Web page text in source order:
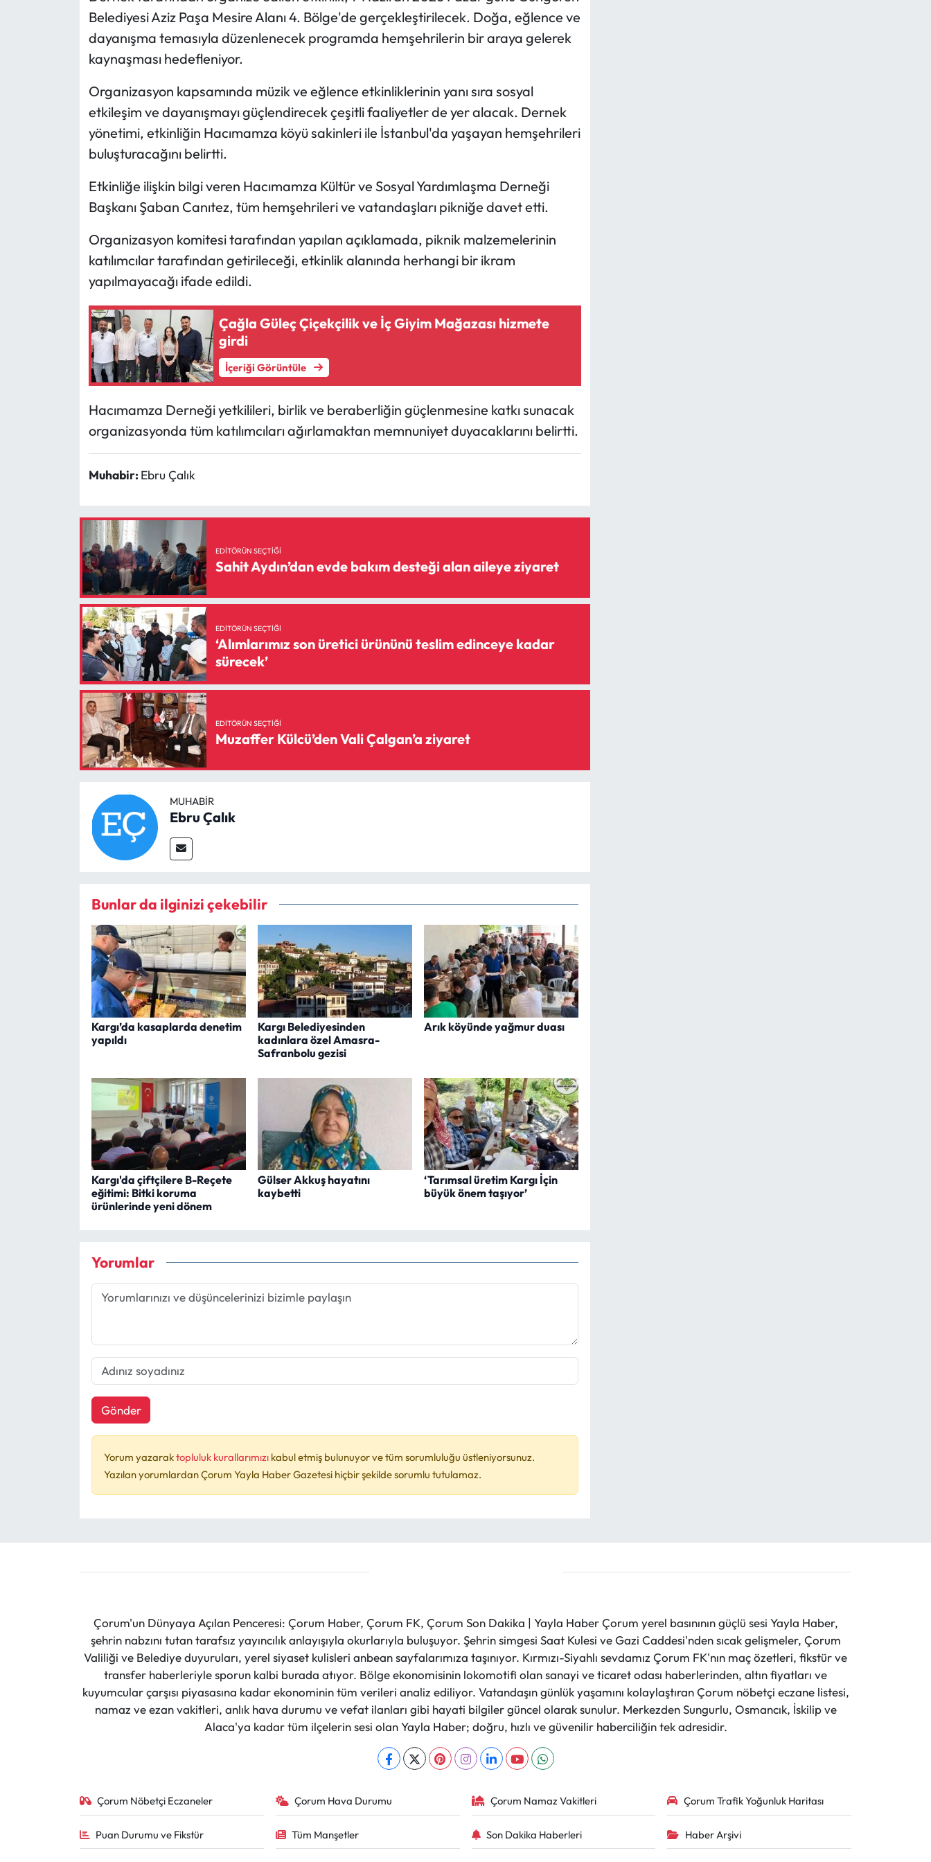
Belediyesi Aziz Paşa Mesire Alanı 4. Bölge'de gerçekleştirilecek. Doğa, eğlence ve
dayanışma temasıyla düzenlenecek programda hemşehrilerin bir araya gelerek
kaynaşması hedefleniyor.
Organizasyon kapsamında müzik ve eğlence etkinliklerinin yanı sıra sosyal
etkileşim ve dayanışmayı güçlendirecek çeşitli faaliyetler de yer alacak. Dernek
yönetimi, etkinliğin Hacımamza köyü sakinleri ile İstanbul'da yaşayan hemşehrileri
buluşturacağını belirtti.
Etkinliğe ilişkin bilgi veren Hacımamza Kültür ve Sosyal Yardımlaşma Derneği
Başkanı Şaban Canıtez, tüm hemşehrileri ve vatandaşları pikniğe davet etti.
Organizasyon komitesi tarafından yapılan açıklamada, piknik malzemelerinin
katılımcılar tarafından getirileceği, etkinlik alanında herhangi bir ikram
yapılmayacağı ifade edildi.
Çağla Güleç Çiçekçilik ve İç Giyim Mağazası hizmete
girdi
İçeriği Görüntüle
Hacımamza Derneği yetkilileri, birlik ve beraberliğin güçlenmesine katkı sunacak
organizasyonda tüm katılımcıları ağırlamaktan memnuniyet duyacaklarını belirtti.
Muhabir: Ebru Çalık
EDITÖRÜN SEÇTIĞI
Sahit Aydın’dan evde bakım desteği alan aileye ziyaret
EDITÖRÜN SEÇTIĞI
‘Alımlarımız son üretici ürününü teslim edinceye kadar
sürecek’
EDITÖRÜN SEÇTIĞI
Muzaffer Külcü’den Vali Çalgan’a ziyaret
MUHABIR
Ebru Çalık
Bunlar da ilginizi çekebilir
Kargı’da kasaplarda denetim
yapıldı
Kargı Belediyesinden
kadınlara özel Amasra-
Safranbolu gezisi
Arık köyünde yağmur duası
Kargı'da çiftçilere B-Reçete
eğitimi: Bitki koruma
ürünlerinde yeni dönem
Gülser Akkuş hayatını
kaybetti
‘Tarımsal üretim Kargı İçin
büyük önem taşıyor’
Yorumlar
Gönder
Yorum yazaraktopluluk kurallarımızı kabul etmiş bulunuyor ve tüm sorumluluğu üstleniyorsunuz.
Yazılan yorumlardan Çorum Yayla Haber Gazetesi hiçbir şekilde sorumlu tutulamaz.
Çorum'un Dünyaya Açılan Penceresi: Çorum Haber, Çorum FK, Çorum Son Dakika | Yayla Haber Çorum yerel basınının güçlü sesi Yayla Haber,
şehrin nabzını tutan tarafsız yayıncılık anlayışıyla okurlarıyla buluşuyor. Şehrin simgesi Saat Kulesi ve Gazi Caddesi'nden sıcak gelişmeler, Çorum
Valiliği ve Belediye duyuruları, yerel siyaset kulisleri anbean sayfalarımıza taşınıyor. Kırmızı-Siyahlı sevdamız Çorum FK'nın maç özetleri, fikstür ve
transfer haberleriyle sporun kalbi burada atıyor. Bölge ekonomisinin lokomotifi olan sanayi ve ticaret odası haberlerinden, altın fiyatları ve
kuyumcular çarşısı piyasasına kadar ekonominin tüm verileri analiz ediliyor. Vatandaşın günlük yaşamını kolaylaştıran Çorum nöbetçi eczane listesi,
namaz ve ezan vakitleri, anlık hava durumu ve vefat ilanları gibi hayati bilgiler güncel olarak sunulur. Merkezden Sungurlu, Osmancık, İskilip ve
Alaca'ya kadar tüm ilçelerin sesi olan Yayla Haber; doğru, hızlı ve güvenilir haberciliğin tek adresidir.
Çorum Nöbetçi Eczaneler Çorum Hava Durumu Çorum Namaz Vakitleri Çorum Trafik Yoğunluk Haritası
Puan Durumu ve Fikstür Tüm Manşetler Son Dakika Haberleri Haber Arşivi
Mecitözü Haberleri
Oğuzlar Haberleri
Ortaköy Haberleri
Osmancık Haberleri
Resmi İlan
Resmi Reklam
Sungurlu Haberleri
Uğurludağ Haberleri
Yayla Haber
Yemek Tarifleri
Yerel Haberler